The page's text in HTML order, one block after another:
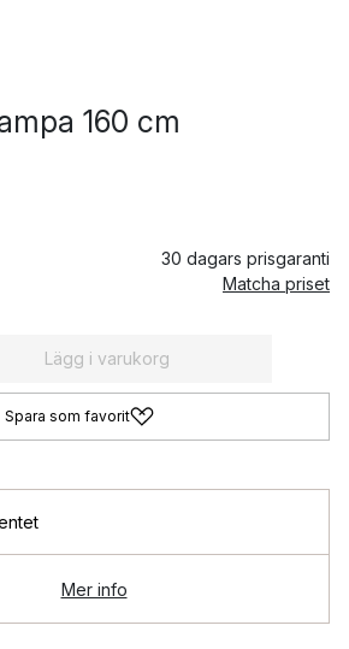
160 cm
30 dagars prisgaranti
Matcha priset
Lägg i varukorg
Spara som favorit
Mer info